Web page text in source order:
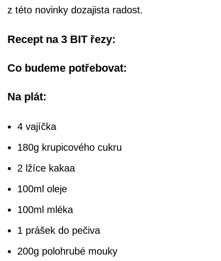
z této novinky dozajista radost.
Recept na 3 BIT řezy:
Co budeme potřebovat:
Na plát:
4 vajíčka
180g krupicového cukru
2 lžíce kakaa
100ml oleje
100ml mléka
1 prášek do pečiva
200g polohrubé mouky